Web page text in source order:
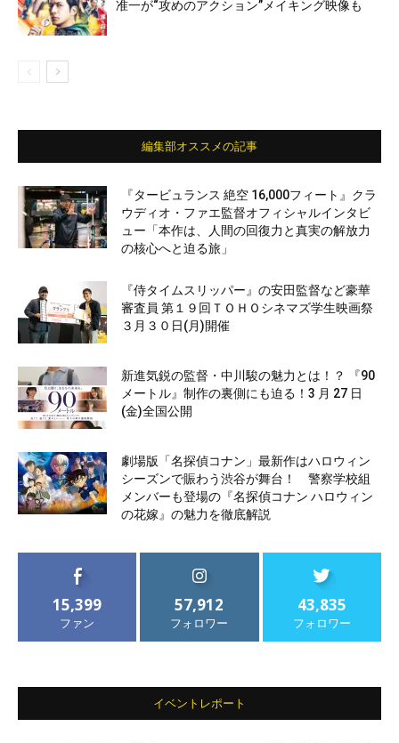
准一が“攻めのアクション”メイキング映像も
編集部オススメの記事
『タービュランス 絶空 16,000フィート』クラ
ウディオ・ファエ監督オフィシャルインタビ
ュー「本作は、人間の回復力と真実の解放力
の核心へと迫る旅」
『侍タイムスリッパー』の安田監督など豪華
審査員 第１９回ＴＯＨＯシネマズ学生映画祭
３月３０日(月)開催
新進気鋭の監督・中川駿の魅力とは！？ 『90
メートル』制作の裏側にも迫る！3 月 27 日
(金)全国公開
劇場版「名探偵コナン」最新作はハロウィン
シーズンで賑わう渋谷が舞台！ 警察学校組
メンバーも登場の『名探偵コナン ハロウィン
の花嫁』の魅力を徹底解説
15,399
ファン
57,912
フォロワー
43,835
フォロワー
イベントレポート